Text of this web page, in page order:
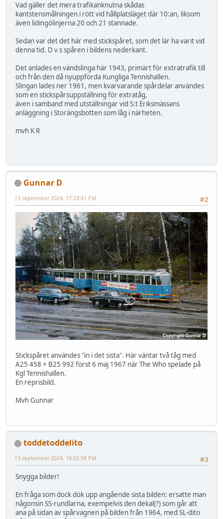
Vad gäller det mera trafikanknutna skådas
kantstensmålningen i rött vid hållplatsläget där 10:an, liksom
även lidingölinjerna 20 och 21 stannade.
Sedan var det det här med stickspåret, som det lär ha varit vid
denna tid. D v s spåren i bildens nederkant.
Det anlades en vändslinga här 1943, primärt för extratrafik till
och från den då nyuppförda Kungliga Tennishallen.
Slingan lades ner 1961, men kvarvarande spårdelar användes
som en stickspårsuppställning för extratåg,
även i samband med utställningar vid S:t Eriksmässans
anläggning i Storängsbotten som låg i närheten.
mvh K R
Gunnar D
#2
13 september 2024, 17:23:41 PM
Stickspåret användes "in i det sista". Här väntar två tåg med
A25 458 + B25 992 först 6 maj 1967 när The Who spelade på
Kgl Tennishallen.
En reprisbild.
Mvh Gunnar
toddetoddelito
#3
13 september 2024, 18:02:58 PM
Snygga bilder!
En fråga som dock dök upp angående sista bilden: ersatte man
någonsin SS-rundlarna, exempelvis den dekal(?) som går att
ana på sidan av spårvagnen på bilden från 1964, med SL-dito